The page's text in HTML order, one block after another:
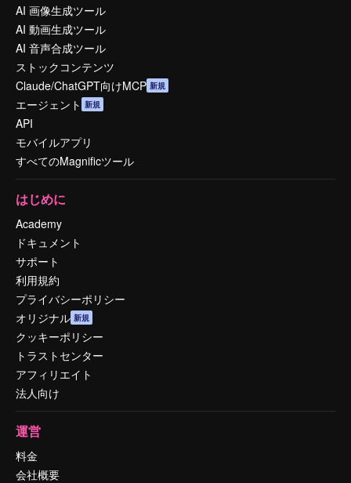
AI 画像生成ツール
AI 動画生成ツール
AI 音声合成ツール
ストックコンテンツ
Claude/ChatGPT向けMCP 新規
エージェント 新規
API
モバイルアプリ
すべてのMagnificツール
はじめに
Academy
ドキュメント
サポート
利用規約
プライバシーポリシー
オリジナル 新規
クッキーポリシー
トラストセンター
アフィリエイト
法人向け
運営
料金
会社概要